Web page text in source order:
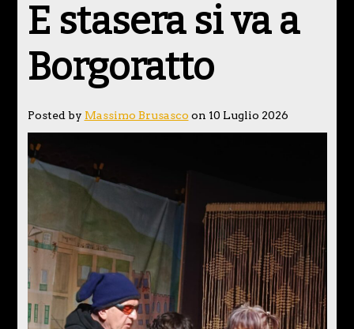
E stasera si va a
Borgoratto
Posted by Massimo Brusasco on 10 Luglio 2026